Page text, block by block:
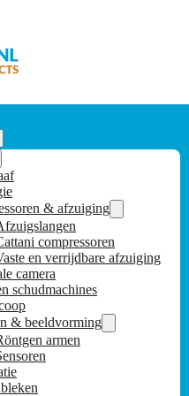
& afzuiging
compressoren
en verrijdbare afzuiging
camera
schudmachines
& beeldvorming
armen